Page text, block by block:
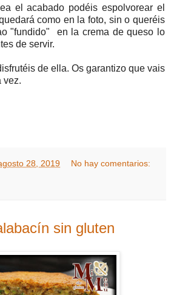
el acabado podéis espolvorear el
como en la foto, sin o queréis
"fundido" en la crema de queso lo
de servir.
de ella. Os garantizo que vais
vez.
28, 2019 No hay comentarios:
sin gluten